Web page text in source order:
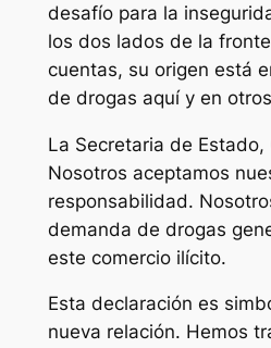
desafío para la
los dos lados de la
cuentas, su origen está
de drogas aquí y en
La Secretaria de
Nosotros aceptamos
responsabilidad.
demanda de drogas
este comercio ilícito.
Esta declaración es
nueva relación. Hemos